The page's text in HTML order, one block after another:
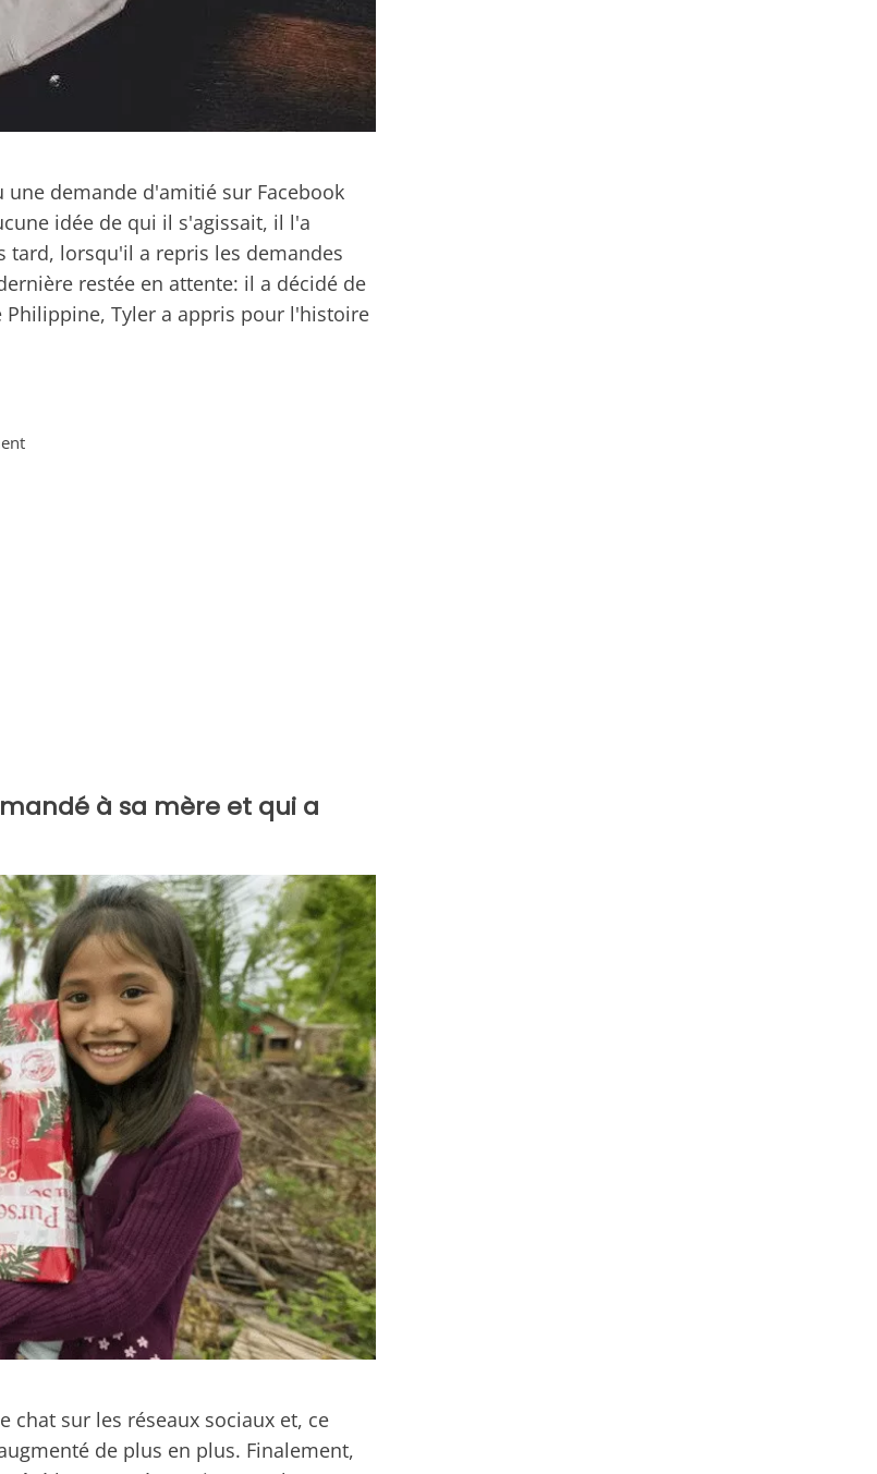
une demande d'amitié sur Facebook
idée de qui il s'agissait, il l'a
tard, lorsqu'il a repris les demandes
restée en attente: il a décidé de
Tyler a appris pour l'histoire
à sa mère et qui a
chat sur les réseaux sociaux et, ce
de plus en plus. Finalement,